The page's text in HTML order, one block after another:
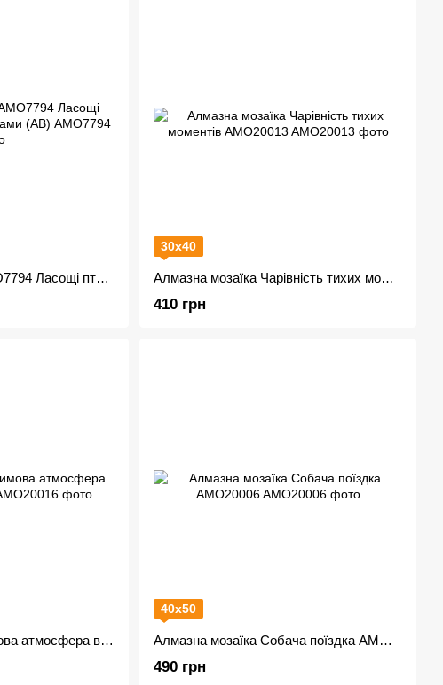
Алмазна мозаїка AMO7794 Ласощі пташок з гологр. стразами (AB)
30х40
Алмазна мозаїка Чарівність тихих моментів AMO20013
410 грн
Алмазна мозаїка Зимова атмосфера вдома AMO20016
40х50
Алмазна мозаїка Собача поїздка AMO20006
490 грн